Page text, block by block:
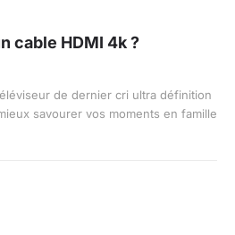
cable HDMI 4k ?
de dernier cri ultra définition
savourer vos moments en famille